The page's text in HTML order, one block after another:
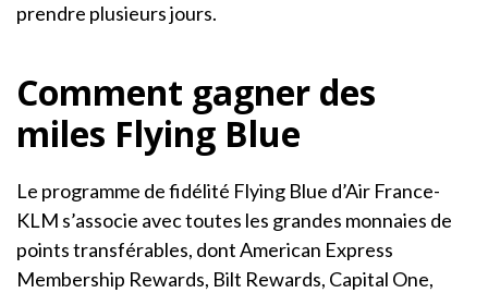
prendre plusieurs jours.
Comment gagner des
miles Flying Blue
Le programme de fidélité Flying Blue d’Air France-
KLM s’associe avec toutes les grandes monnaies de
points transférables, dont American Express
Membership Rewards, Bilt Rewards, Capital One,